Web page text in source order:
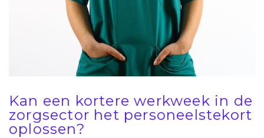
Kan een kortere werkweek in de
zorgsector het personeelstekort
oplossen?